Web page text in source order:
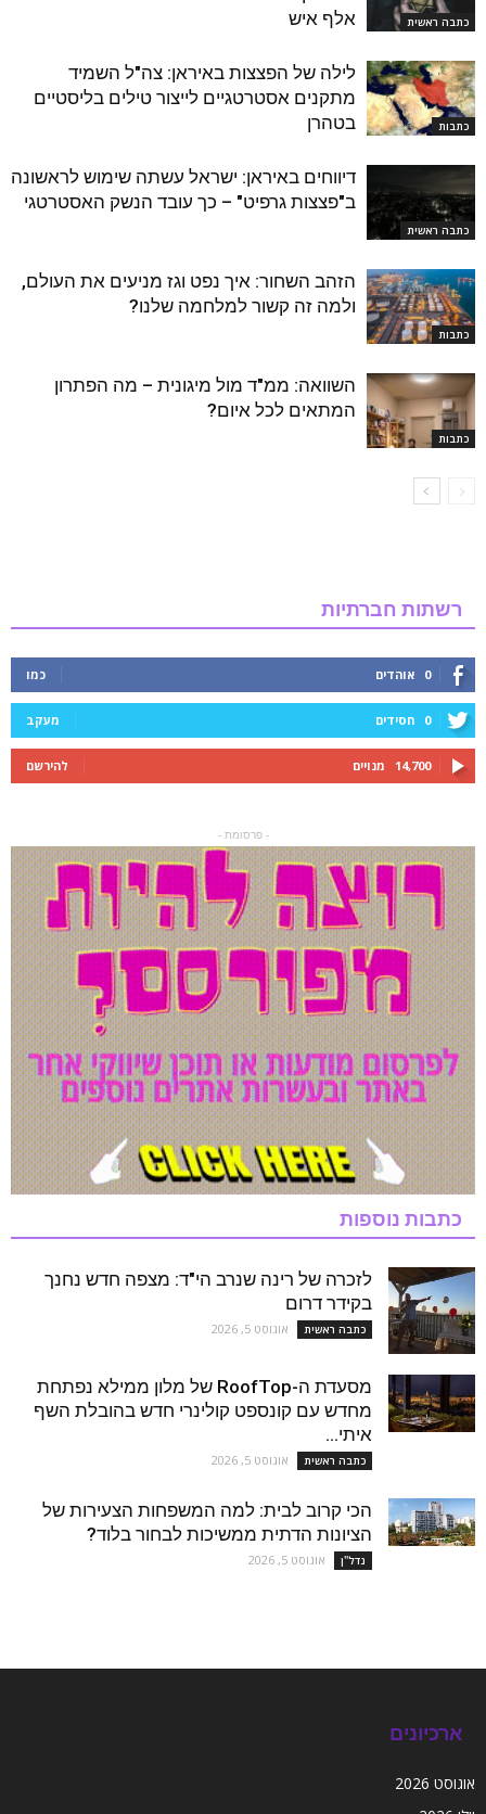
כתבה ראשית
אלף איש
כתבות
לילה של הפצצות באיראן: צה"ל השמיד
מתקנים אסטרטגיים לייצור טילים בליסטיים
בטהרן
כתבה ראשית
דיווחים באיראן: ישראל עשתה שימוש לראשונה
ב"פצצות גרפיט" – כך עובד הנשק האסטרטגי
כתבות
הזהב השחור: איך נפט וגז מניעים את העולם,
ולמה זה קשור למלחמה שלנו?
כתבות
השוואה: ממ"ד מול מיגונית – מה הפתרון
המתאים לכל איום?
רשתות חברתיות
0 אוהדים כמו
0 חסידים מעקב
14,700 מנויים להירשם
- פרסומת -
כתבות נוספות
לזכרה של רינה שנרב הי"ד: מצפה חדש נחנך
בקידר דרום
כתבה ראשית אוגוסט 5, 2026
מסעדת ה-RoofTop של מלון ממילא נפתחת
מחדש עם קונספט קולינרי חדש בהובלת השף
איתי...
כתבה ראשית אוגוסט 5, 2026
הכי קרוב לבית: למה המשפחות הצעירות של
הציונות הדתית ממשיכות לבחור בלוד?
נדל''ן אוגוסט 5, 2026
ארכיונים
אוגוסט 2026